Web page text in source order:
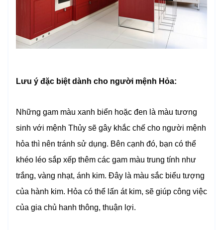
Lưu ý đặc biệt dành cho người mệnh Hỏa:
Những gam màu xanh biển hoặc đen là màu tương
sinh với mệnh Thủy sẽ gây khắc chế cho người mệnh
hỏa thì nên tránh sử dụng. Bên cạnh đó, bạn có thể
khéo léo sắp xếp thêm các gam màu trung tính như
trắng, vàng nhạt, ánh kim. Đây là màu sắc biểu tượng
của hành kim. Hỏa có thể lấn át kim, sẽ giúp công việc
của gia chủ hanh thông, thuận lợi.